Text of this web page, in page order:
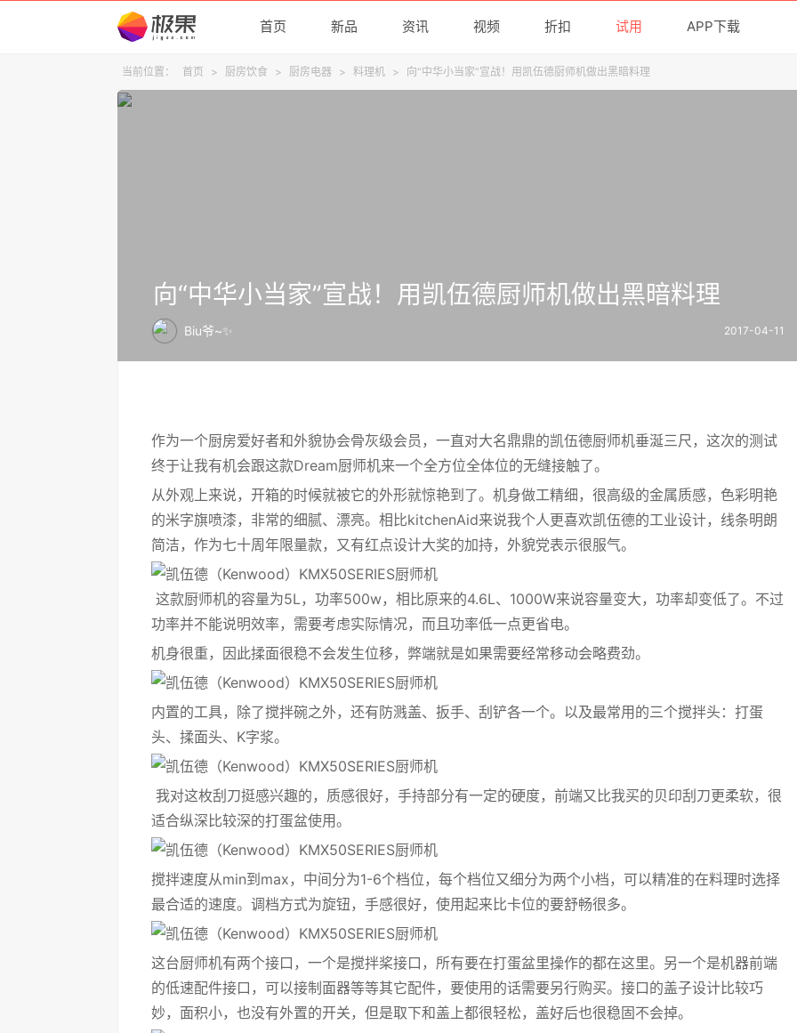
首页 新品 资讯 视频 折扣 试用 APP下载
当前位置： 首页 > 厨房饮食 > 厨房电器 > 料理机 > 向“中华小当家”宣战！用凯伍德厨师机做出黑暗料理
向“中华小当家”宣战！用凯伍德厨师机做出黑暗料理
Biu爷~✨ 2017-04-11
作为一个厨房爱好者和外貌协会骨灰级会员，一直对大名鼎鼎的凯伍德厨师机垂涎三尺，这次的测试
终于让我有机会跟这款Dream厨师机来一个全方位全体位的无缝接触了。
从外观上来说，开箱的时候就被它的外形就惊艳到了。机身做工精细，很高级的金属质感，色彩明艳
的米字旗喷漆，非常的细腻、漂亮。相比kitchenAid来说我个人更喜欢凯伍德的工业设计，线条明朗
简洁，作为七十周年限量款，又有红点设计大奖的加持，外貌党表示很服气。
这款厨师机的容量为5L，功率500w，相比原来的4.6L、1000W来说容量变大，功率却变低了。不过
功率并不能说明效率，需要考虑实际情况，而且功率低一点更省电。
机身很重，因此揉面很稳不会发生位移，弊端就是如果需要经常移动会略费劲。
内置的工具，除了搅拌碗之外，还有防溅盖、扳手、刮铲各一个。以及最常用的三个搅拌头：打蛋
头、揉面头、K字浆。
我对这枚刮刀挺感兴趣的，质感很好，手持部分有一定的硬度，前端又比我买的贝印刮刀更柔软，很
适合纵深比较深的打蛋盆使用。
搅拌速度从min到max，中间分为1-6个档位，每个档位又细分为两个小档，可以精准的在料理时选择
最合适的速度。调档方式为旋钮，手感很好，使用起来比卡位的要舒畅很多。
这台厨师机有两个接口，一个是搅拌桨接口，所有要在打蛋盆里操作的都在这里。另一个是机器前端
的低速配件接口，可以接制面器等等其它配件，要使用的话需要另行购买。接口的盖子设计比较巧
妙，面积小，也没有外置的开关，但是取下和盖上都很轻松，盖好后也很稳固不会掉。